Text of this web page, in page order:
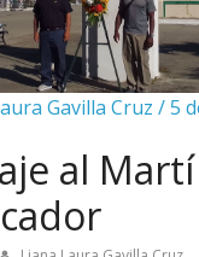
Gavilla Cruz / 5
al Martí